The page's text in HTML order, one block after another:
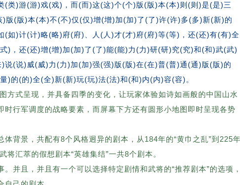
类)游(游)戏(戏)，而(而)这(这)个(个)版(版)本(本)则(则)是(是)三
版(版)本(本)不(不)仅(仅)增(增)加(加)了(了)许(许)多(多)新(新)的
如)计(计)略(略)府(府)、人(人)才(才)府(府)等(等)，还(还)有(有)全
)，还(还)增(增)加(加)了(了)能(能)力(力)研(研)究(究)和(和)武(武)
(说)威(威)力(力)加(加)强(强)版(版)在(在)普(普)通(通)版(版)的
)的(的)全(全)新(新)玩(玩)法(法)和(和)内(内)容(容)。
方式呈现，并具备四季的变化，让玩家体验如诗如画般的中国山水
行军调度的战略要素，而屏幕下方还有圆形小地图即时呈现各势
背景，共配有8个风格迥异的剧本，从184年的“黄巾之乱”到225年
将汇萃的假想剧本“英雄集结”一共8个剧本。
并且，并且有一个可以选择特定剧情和武将的“推荐剧本”的选项，